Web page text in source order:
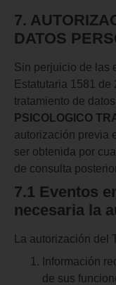
7.
DATOS
Sin perjuicio de las
Estatutaria 1581 de
tratamiento de
PSICOLOGICO
autorización previa
ser obtenida por
de consulta
7.1 Eventos
necesaria la
La autorización
Información
de sus